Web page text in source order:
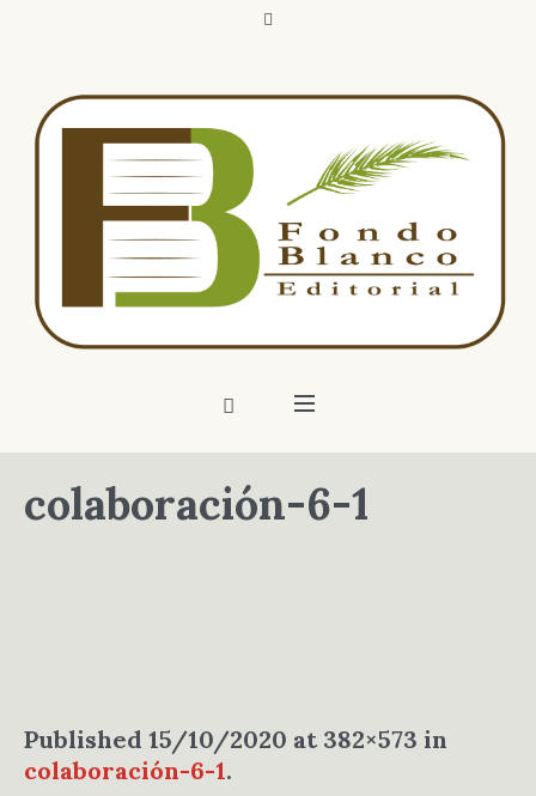
colaboración-6-1
Published 15/10/2020 at 382×573 in
colaboración-6-1.